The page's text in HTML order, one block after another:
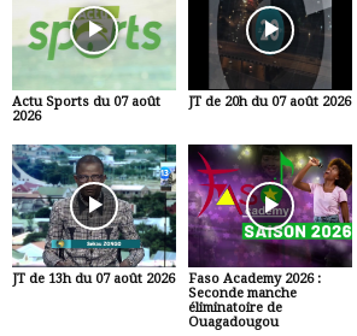
Actu Sports du 07 août
2026
JT de 20h du 07 août 2026
JT de 13h du 07 août 2026
Faso Academy 2026 :
Seconde manche
éliminatoire de
Ouagadougou